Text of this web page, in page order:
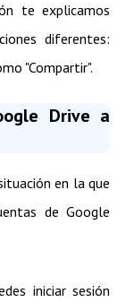
te explicamos
diferentes:
"Compartir".
Drive a
en la que
de Google
iniciar sesión